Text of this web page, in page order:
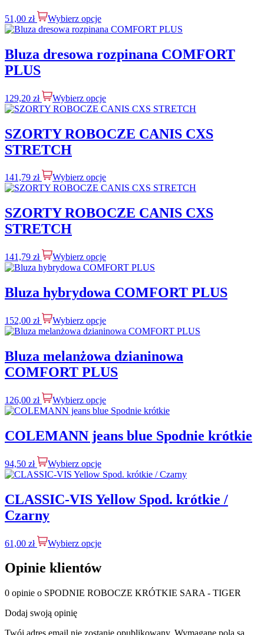
51,00 zł Wybierz opcje
Bluza dresowa rozpinana COMFORT
PLUS
129,20 zł Wybierz opcje
SZORTY ROBOCZE CANIS CXS
STRETCH
141,79 zł Wybierz opcje
SZORTY ROBOCZE CANIS CXS
STRETCH
141,79 zł Wybierz opcje
Bluza hybrydowa COMFORT PLUS
152,00 zł Wybierz opcje
Bluza melanżowa dzianinowa
COMFORT PLUS
126,00 zł Wybierz opcje
COLEMANN jeans blue Spodnie krótkie
94,50 zł Wybierz opcje
CLASSIC-VIS Yellow Spod. krótkie /
Czarny
61,00 zł Wybierz opcje
Opinie klientów
0 opinie o SPODNIE ROBOCZE KRÓTKIE SARA - TIGER
Dodaj swoją opinię